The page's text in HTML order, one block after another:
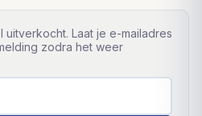
uitverkocht. Laat je e-mailadres
zodra het weer